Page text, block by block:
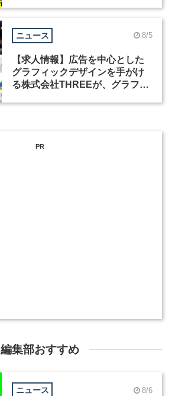
ニュース 8/5
【求人情報】広告を中心とした
グラフィックデザインを手がけ
る株式会社THREEが、グラフィ
PR
編集部おすすめ
ニュース 8/6